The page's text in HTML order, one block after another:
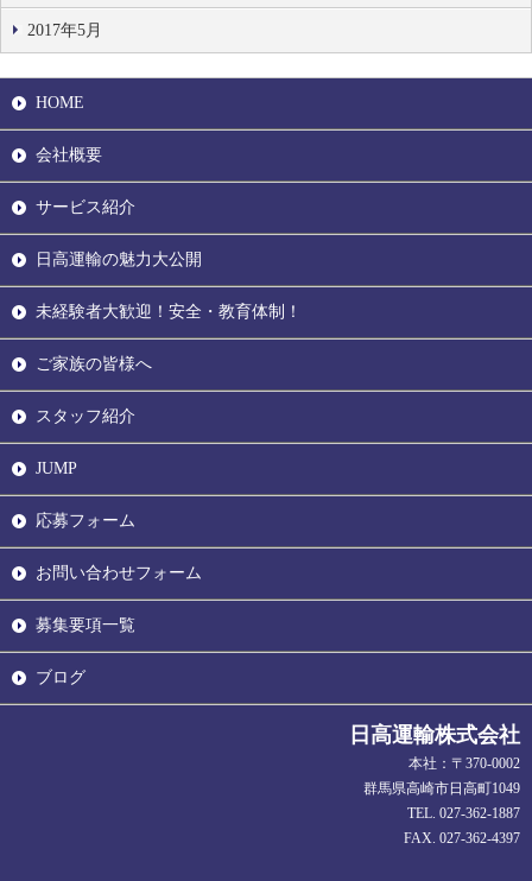
2017年5月
HOME
会社概要
サービス紹介
日高運輸の魅力大公開
未経験者大歓迎！安全・教育体制！
ご家族の皆様へ
スタッフ紹介
JUMP
応募フォーム
お問い合わせフォーム
募集要項一覧
ブログ
日高運輸株式会社
本社：〒370-0002
群馬県高崎市日高町1049
TEL. 027-362-1887
FAX. 027-362-4397